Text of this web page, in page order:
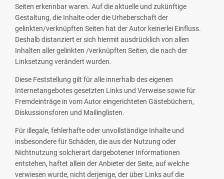
Seiten erkennbar waren. Auf die aktuelle und zukünftige
Gestaltung, die Inhalte oder die Urheberschaft der
gelinkten/verknüpften Seiten hat der Autor keinerlei Einfluss.
Deshalb distanziert er sich hiermit ausdrücklich von allen
Inhalten aller gelinkten /verknüpften Seiten, die nach der
Linksetzung verändert wurden.
Diese Feststellung gilt für alle innerhalb des eigenen
Internetangebotes gesetzten Links und Verweise sowie für
Fremdeinträge in vom Autor eingerichteten Gästebüchern,
Diskussionsforen und Mailinglisten.
Für illegale, fehlerhafte oder unvollständige Inhalte und
insbesondere für Schäden, die aus der Nutzung oder
Nichtnutzung solcherart dargebotener Informationen
entstehen, haftet allein der Anbieter der Seite, auf welche
verwiesen wurde, nicht derjenige, der über Links auf die